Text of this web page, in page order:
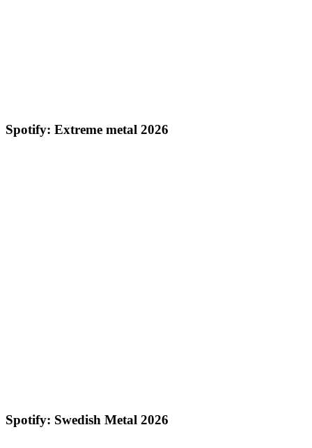
Spotify: Extreme metal 2026
Spotify: Swedish Metal 2026